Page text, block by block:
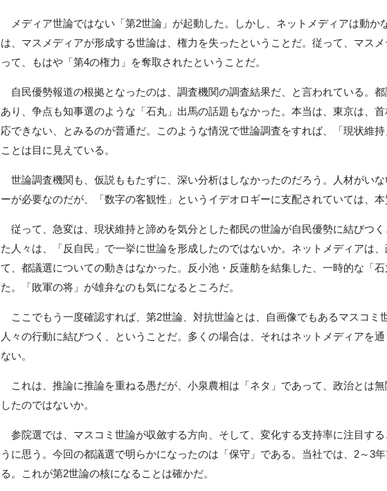
メディア世論ではない「第2世論」が起動した。しかし、ネットメディアは動か
は、マスメディアが形成する世論は、権力を失ったということだ。従って、マス
って、もはや「第4の権力」を奪取されたということだ。
自民優勢報道の根拠となったのは、調査機関の調査結果だ、と言われている。
あり、争点も知事選のような「石丸」出馬の話題もなかった。本当は、東京は、
応できない、とみるのが普通だ。このような情況で世論調査をすれば、「現状維
ことは目に見えている。
世論調査機関も、仮説ももたずに、深い分析はしなかったのだろう。人材がい
ーが必要なのだが、「数字の客観性」というイデオロギーに支配されていては、本
従って、急変は、現状維持と諦めを気分とした都民の世論が自民優勢に結びつ
た人々は、「反自民」で一挙に世論を形成したのではないか。ネットメディアは
て、都議選についての動きはなかった。反小池・反蓮舫を結集した、一時的な「
た。「敗軍の将」が雄弁なのも気になるところだ。
ここでもう一度確認すれば、第2世論、対抗世論とは、自画像でもあるマスコミ
人々の行動に結びつく、ということだ。多くの場合は、それはネットメディアを
ない。
これは、推論に推論を重ねる愚だが、小泉農相は「ネタ」であって、政治とは
したのではないか。
参院選では、マスコミ世論が収斂する方向、そして、変化する支持率に注目す
うに思う。今回の都議選で明らかになったのは「保守」である。当社では、2～3
る。これが第2世論の核になることは確かだ。